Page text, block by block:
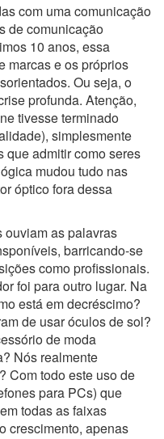
com uma comunicação
de comunicação
10 anos, essa
marcas e os próprios
Ou seja, o
profunda. Atenção,
tivesse terminado
simplesmente
que admitir como seres
mudou tudo nas
óptico fora dessa
ouviam as palavras
barricando-se
como profissionais.
foi para outro lugar. Na
está em decréscimo?
de usar óculos de sol?
de moda
Nós realmente
Com todo este uso de
para PCs) que
todas as faixas
crescimento, apenas